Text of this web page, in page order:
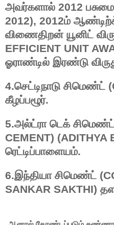
அவர்களால் 2012 பசுமை
2012), 2012ம்
விணைதிறன் யூனிட்
EFFICIENT UNIT
ஓராண்டில் இரண்டு
4.செட்டிநாடு சிமெண்ட்
கீழப்பழூர்.
5.அல்ட்ரா டெக்
CEMENT) (ADITHYA
ரெட்டிப்பாளையம்.
6.இந்தியா சிமெண்ட்
SANKAR SAKTHI)